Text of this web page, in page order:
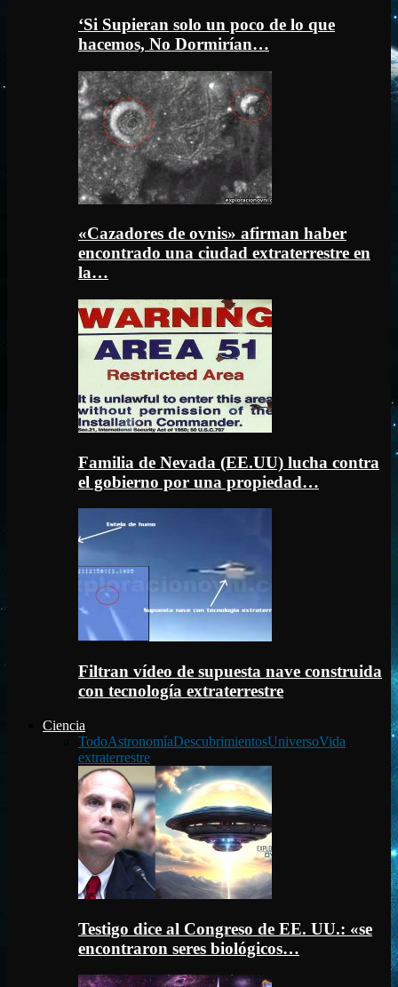
‘Si Supieran solo un poco de lo que
hacemos, No Dormirían…
«Cazadores de ovnis» afirman haber
encontrado una ciudad extraterrestre en
la…
Familia de Nevada (EE.UU) lucha contra
el gobierno por una propiedad…
Filtran vídeo de supuesta nave construida
con tecnología extraterrestre
Ciencia
TodoAstronomíaDescubrimientosUniversoVida
extraterrestre
Testigo dice al Congreso de EE. UU.: «se
encontraron seres biológicos…